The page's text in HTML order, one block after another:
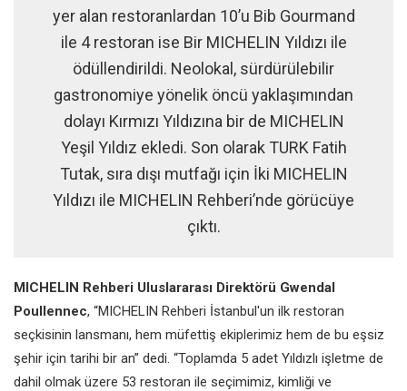
yer alan restoranlardan 10’u Bib Gourmand
ile 4 restoran ise Bir MICHELIN Yıldızı ile
ödüllendirildi. Neolokal, sürdürülebilir
gastronomiye yönelik öncü yaklaşımından
dolayı Kırmızı Yıldızına bir de MICHELIN
Yeşil Yıldız ekledi. Son olarak TURK Fatih
Tutak, sıra dışı mutfağı için İki MICHELIN
Yıldızı ile MICHELIN Rehberi’nde görücüye
çıktı.
MICHELIN Rehberi Uluslararası Direktörü Gwendal
Poullennec, “MICHELIN Rehberi İstanbul'un ilk restoran
seçkisinin lansmanı, hem müfettiş ekiplerimiz hem de bu eşsiz
şehir için tarihi bir an” dedi. “Toplamda 5 adet Yıldızlı işletme de
dahil olmak üzere 53 restoran ile seçimimiz, kimliği ve